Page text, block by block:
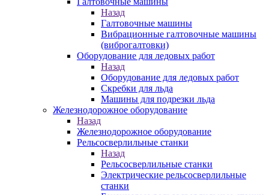
Назад
Галтовочные машины
Вибрационные галтовочные машины
(виброгалтовки)
Оборудование для ледовых работ
Назад
Оборудование для ледовых работ
Скребки для льда
Машины для подрезки льда
Железнодорожное оборудование
Назад
Железнодорожное оборудование
Рельсосверлильные станки
Назад
Рельсосверлильные станки
Электрические рельсосверлильные
станки